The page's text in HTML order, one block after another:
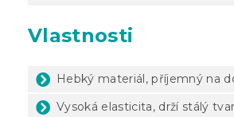
Vlastnosti
Hebký materiál, příjemný na
Vysoká elasticita, drží stálý tvar